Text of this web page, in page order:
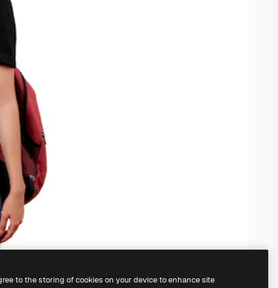
to the storing of cookies on your device to enhance site